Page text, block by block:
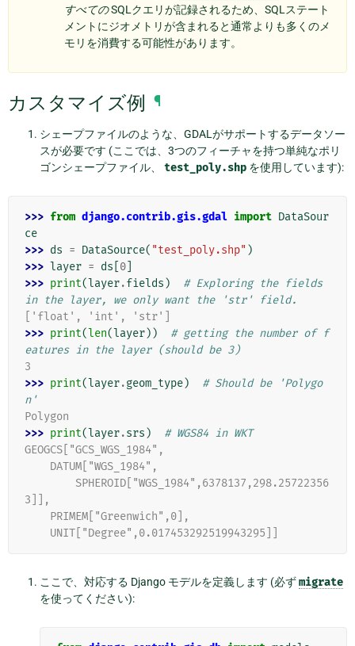
すべてのSQLクエリが記録されるため、SQLステート
メントにジオメトリが含まれると通常よりも多くのメ
モリを消費する可能性があります。
カスタマイズ例 ¶
シェープファイルのような、GDALがサポートするデータソー
スが必要です (ここでは、3つのフィーチャを持つ単純なポリ
ゴンシェープファイル、 test_poly.shp を使用しています):
>>> from django.contrib.gis.gdal import DataSour
ce
>>> ds = DataSource( "test_poly.shp" )
>>> layer = ds 0
>>> print(layer.fields )
# Exploring the fields
in the layer, we only want the 'str' field.
['float', 'int', 'str']
>>> print(len(layer))
# getting the number of f
eatures in the layer (should be 3)
3
>>> print(layer.geom_type)
# Should be 'Polygo
n'
Polygon
>>> print(layer.srs )
# WGS84 in WKT
GEOGCS["GCS_WGS_1984",
    DATUM["WGS_1984",
3]],
    PRIMEM["Greenwich",0],
    UNIT["Degree",0.017453292519943295]]
ここで、対応する Django モデルを定義します (必ずmigrate
を使ってください):